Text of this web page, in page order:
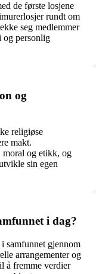
de første losjene
rundt om
seg medlemmer
og personlig
og
religiøse
makt.
moral og etikk, og
sin egen
i dag?
samfunnet gjennom
arrangementer og
å fremme verdier